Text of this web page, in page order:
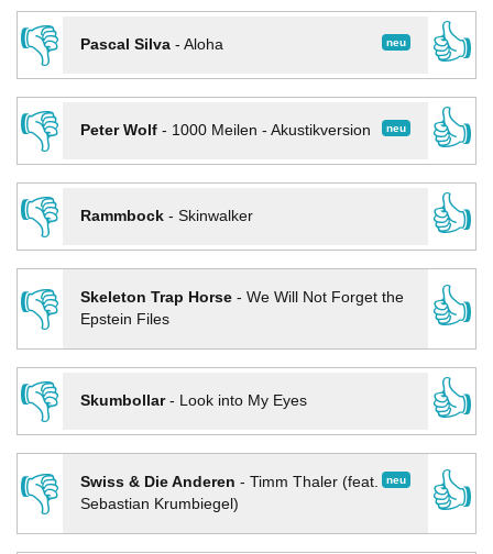
👎
neu
Pascal Silva- Aloha
👍
👎
neu
Peter Wolf- 1000 Meilen - Akustikversion
👍
👎
Rammbock- Skinwalker
👍
👎
Skeleton Trap Horse- We Will Not Forget the
Epstein Files
👍
👎
Skumbollar- Look into My Eyes
👍
👎
neu
Swiss & Die Anderen - Timm Thaler (feat.
Sebastian Krumbiegel)
👍